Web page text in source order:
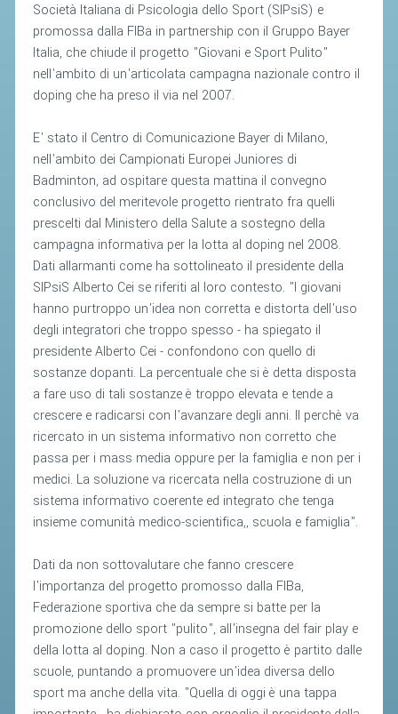
Società Italiana di Psicologia dello Sport (SIPsiS) e
promossa dalla FIBa in partnership con il Gruppo Bayer
Italia, che chiude il progetto "Giovani e Sport Pulito"
nell'ambito di un'articolata campagna nazionale contro il
doping che ha preso il via nel 2007.
E' stato il Centro di Comunicazione Bayer di Milano,
nell'ambito dei Campionati Europei Juniores di
Badminton, ad ospitare questa mattina il convegno
conclusivo del meritevole progetto rientrato fra quelli
prescelti dal Ministero della Salute a sostegno della
campagna informativa per la lotta al doping nel 2008.
Dati allarmanti come ha sottolineato il presidente della
SIPsiS Alberto Cei se riferiti al loro contesto. "I giovani
hanno purtroppo un'idea non corretta e distorta dell'uso
degli integratori che troppo spesso - ha spiegato il
presidente Alberto Cei - confondono con quello di
sostanze dopanti. La percentuale che si è detta disposta
a fare uso di tali sostanze è troppo elevata e tende a
crescere e radicarsi con l'avanzare degli anni. Il perchè va
ricercato in un sistema informativo non corretto che
passa per i mass media oppure per la famiglia e non per i
medici. La soluzione va ricercata nella costruzione di un
sistema informativo coerente ed integrato che tenga
insieme comunità medico-scientifica,, scuola e famiglia".
Dati da non sottovalutare che fanno crescere
l'importanza del progetto promosso dalla FIBa,
Federazione sportiva che da sempre si batte per la
promozione dello sport "pulito", all'insegna del fair play e
della lotta al doping. Non a caso il progetto è partito dalle
scuole, puntando a promuovere un'idea diversa dello
sport ma anche della vita. "Quella di oggi è una tappa
ATLETI D'INTERESSE NAZIONALE
SCHEDE ATLETI
VOLA CON NOI
COMMISSIONE ATLETI
TESSERAMENTO
AFFILIAZIONE E TESSERAMENTO
QUOTE E TASSE
CONVENZIONI
ACCEDI AL TESSERAMENTO ON
LINE
ASSICURAZIONE
MODULI
AFFILIARE UN ESD
GARE ED EVENTI
COMUNICATI
ALBO D'ORO CAMPIONATI ITALIANI
CAMPIONATI A SQUADRE
EVENTI INTERNAZIONALI
CLASSIFICHE NAZIONALI